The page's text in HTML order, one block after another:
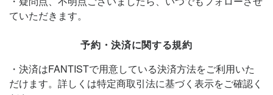
ていただきます。
予約・決済に関する規約
・決済はFANTISTで用意している決済方法をご利用いた
だけます。詳しくは特定商取引法に基づく表示をご確認く